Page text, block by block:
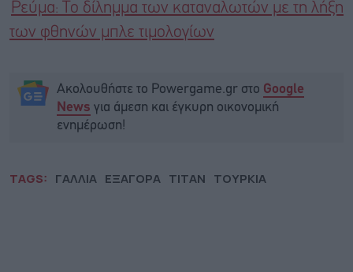
Ρεύμα: Το δίλημμα των καταναλωτών με τη λήξη
των φθηνών μπλε τιμολογίων
Ακολουθήστε το Powergame.gr στο Google
News για άμεση και έγκυρη οικονομική
ενημέρωση!
TAGS: ΓΑΛΛΙΑ ΕΞΑΓΟΡΑ ΤΙΤΑΝ ΤΟΥΡΚΙΑ